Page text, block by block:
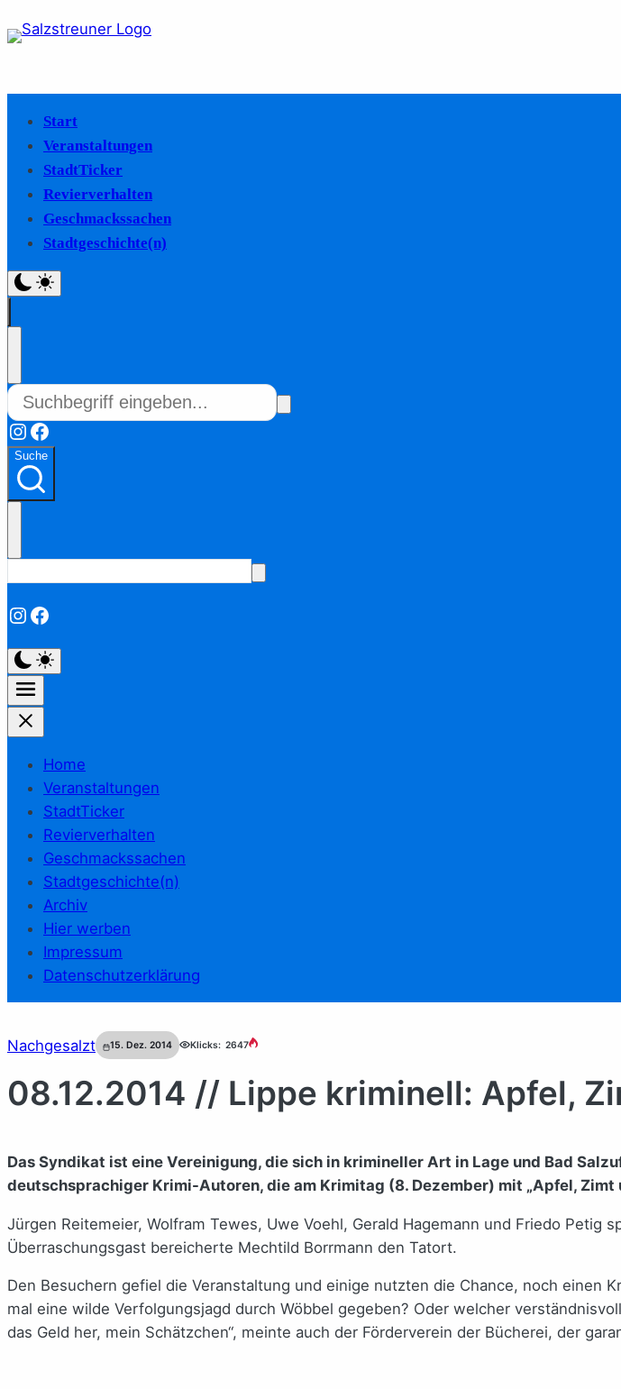
Start
Veranstaltungen
StadtTicker
Revierverhalten
Geschmackssachen
Stadtgeschichte(n)
Instagram
Facebook
Suche
Instagram
Facebook
Home
Veranstaltungen
StadtTicker
Revierverhalten
Geschmackssachen
Stadtgeschichte(n)
Archiv
Hier werben
Impressum
Datenschutzerklärung
Nachgesalzt 15. Dez. 2014 Klicks: 2647
08.12.2014 // Lippe kriminell: Apfel,
Das Syndikat ist eine Vereinigung, die sich in krimineller Art in Lage und Bad
deutschsprachiger Krimi-Autoren, die am Krimitag (8. Dezember) mit „Apfel,
Jürgen Reitemeier, Wolfram Tewes, Uwe Voehl, Gerald Hagemann und Friedo
Überraschungsgast bereicherte Mechtild Borrmann den Tatort.
Den Besuchern gefiel die Veranstaltung und einige nutzten die Chance, noch einen
mal eine wilde Verfolgungsjagd durch Wöbbel gegeben? Oder welcher
das Geld her, mein Schätzchen“, meinte auch der Förderverein der Bücherei, der